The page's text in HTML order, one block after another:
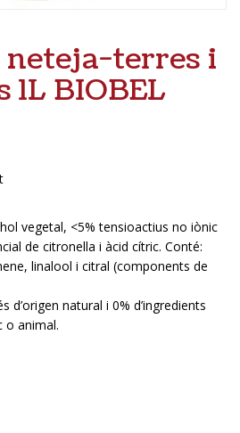
terres i
BIOBEL
vegetal, <5% tensioactius no iònic
de citronella i àcid cítric. Conté:
linalool i citral (components de
d’origen natural i 0% d’ingredients
o animal.